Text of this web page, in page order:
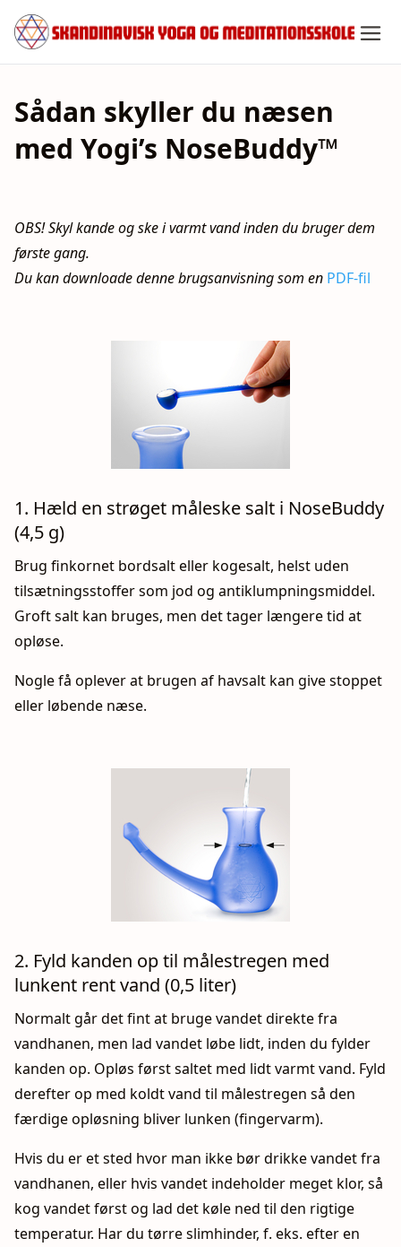
Spring
indhold
Sådan skyller du næsen
med Yogi’s NoseBuddy™
OBS! Skyl kande og ske i varmt vand inden du bruger dem
første gang.
Du kan downloade denne brugsanvisning som en PDF-fil
1. Hæld en strøget måleske salt i NoseBuddy
(4,5 g)
Brug finkornet bordsalt eller kogesalt, helst uden
tilsætningsstoffer som jod og antiklumpningsmiddel.
Groft salt kan bruges, men det tager længere tid at
opløse.
Nogle få oplever at brugen af havsalt kan give stoppet
eller løbende næse.
2. Fyld kanden op til målestregen med
lunkent rent vand (0,5 liter)
Normalt går det fint at bruge vandet direkte fra
vandhanen, men lad vandet løbe lidt, inden du fylder
kanden op. Opløs først saltet med lidt varmt vand. Fyld
derefter op med koldt vand til målestregen så den
færdige opløsning bliver lunken (fingervarm).
Hvis du er et sted hvor man ikke bør drikke vandet fra
vandhanen, eller hvis vandet indeholder meget klor, så
kog vandet først og lad det køle ned til den rigtige
temperatur. Har du tørre slimhinder, f. eks. efter en